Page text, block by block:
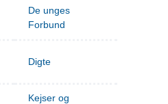
De unges
Forbund
Digte
Kejser og